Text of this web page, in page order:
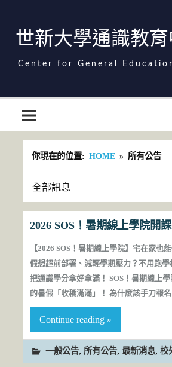
世新大學通識教
你現在的位置: HOME 所有公告
全部訊息
2026 SOS！暑期線上學院開課
【2026 SOS！暑期線上學院】宅在家也
假想超前部署、減輕學期壓力？不用跑
把通識學分拿好拿滿！ SOS！暑期線上
的暑假「收穫滿滿」！ 為什麼該手刀報
Continue reading »
一般公告, 所有公告, 最新消息, 校